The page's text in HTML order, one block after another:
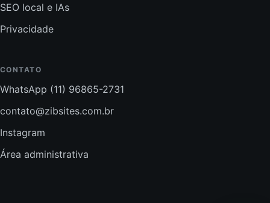
SEO local e IAs
Privacidade
CONTATO
WhatsApp (11) 96865-2731
contato@zibsites.com.br
Instagram
Área administrativa